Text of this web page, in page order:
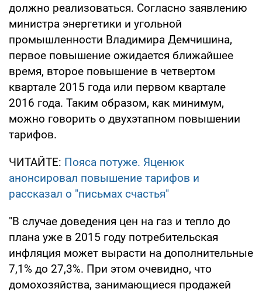
должно реализоваться. Согласно заявлению
министра энергетики и угольной
промышленности Владимира Демчишина,
первое повышение ожидается ближайшее
время, второе повышение в четвертом
квартале 2015 года или первом квартале
2016 года. Таким образом, как минимум,
можно говорить о двухэтапном повышении
тарифов.
ЧИТАЙТЕ: Пояса потуже. Яценюк
анонсировал повышение тарифов и
рассказал о "письмах счастья"
"В случае доведения цен на газ и тепло до
плана уже в 2015 году потребительская
инфляция может вырасти на дополнительные
7,1% до 27,3%. При этом очевидно, что
домохозяйства, занимающиеся продажей